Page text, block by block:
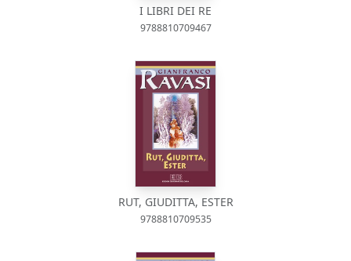
I LIBRI DEI RE
9788810709467
RUT, GIUDITTA, ESTER
9788810709535